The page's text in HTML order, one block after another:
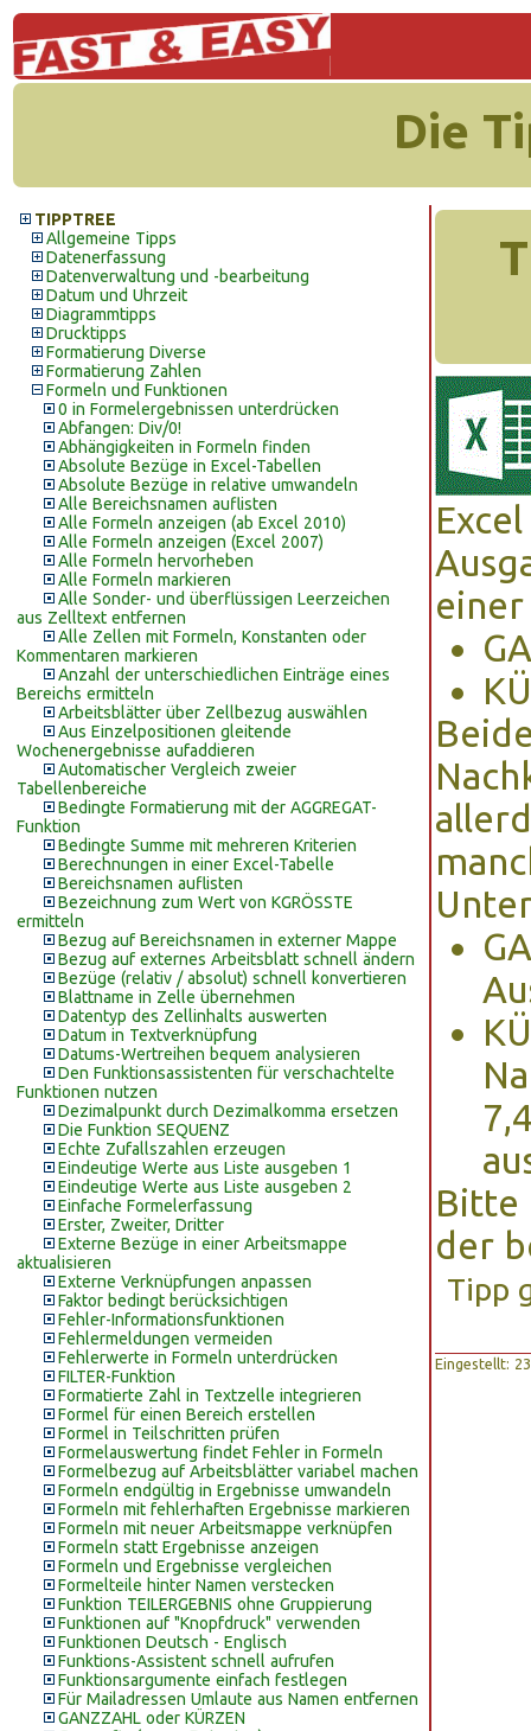
Die
TIPPTREE
Allgemeine Tipps
Datenerfassung
Datenverwaltung und -bearbeitung
Datum und Uhrzeit
Diagrammtipps
Drucktipps
Formatierung Diverse
Formatierung Zahlen
Formeln und Funktionen
0 in Formelergebnissen unterdrücken
Abfangen: Div/0!
Abhängigkeiten in Formeln finden
Absolute Bezüge in Excel-Tabellen
Absolute Bezüge in relative umwandeln
Alle Bereichsnamen auflisten
Alle Formeln anzeigen (ab Excel 2010)
Alle Formeln anzeigen (Excel 2007)
Alle Formeln hervorheben
Alle Formeln markieren
Alle Sonder- und überflüssigen Leerzeichen
aus Zelltext entfernen
Alle Zellen mit Formeln, Konstanten oder
Kommentaren markieren
Anzahl der unterschiedlichen Einträge eines
Bereichs ermitteln
Arbeitsblätter über Zellbezug auswählen
Aus Einzelpositionen gleitende
Wochenergebnisse aufaddieren
Automatischer Vergleich zweier
Tabellenbereiche
Bedingte Formatierung mit der AGGREGAT-
Funktion
Bedingte Summe mit mehreren Kriterien
Berechnungen in einer Excel-Tabelle
Bereichsnamen auflisten
Bezeichnung zum Wert von KGRÖSSTE
ermitteln
Bezug auf Bereichsnamen in externer Mappe
Bezug auf externes Arbeitsblatt schnell ändern
Bezüge (relativ / absolut) schnell konvertieren
Blattname in Zelle übernehmen
Datentyp des Zellinhalts auswerten
Datum in Textverknüpfung
Datums-Wertreihen bequem analysieren
Den Funktionsassistenten für verschachtelte
Funktionen nutzen
Dezimalpunkt durch Dezimalkomma ersetzen
Die Funktion SEQUENZ
Echte Zufallszahlen erzeugen
Eindeutige Werte aus Liste ausgeben 1
Eindeutige Werte aus Liste ausgeben 2
Einfache Formelerfassung
Erster, Zweiter, Dritter
Externe Bezüge in einer Arbeitsmappe
aktualisieren
Externe Verknüpfungen anpassen
Faktor bedingt berücksichtigen
Fehler-Informationsfunktionen
Fehlermeldungen vermeiden
Fehlerwerte in Formeln unterdrücken
FILTER-Funktion
Formatierte Zahl in Textzelle integrieren
Formel für einen Bereich erstellen
Formel in Teilschritten prüfen
Formelauswertung findet Fehler in Formeln
Formelbezug auf Arbeitsblätter variabel machen
Formeln endgültig in Ergebnisse umwandeln
Formeln mit fehlerhaften Ergebnisse markieren
Formeln mit neuer Arbeitsmappe verknüpfen
Formeln statt Ergebnisse anzeigen
Formeln und Ergebnisse vergleichen
Formelteile hinter Namen verstecken
Funktion TEILERGEBNIS ohne Gruppierung
Funktionen auf "Knopfdruck" verwenden
Funktionen Deutsch - Englisch
Funktions-Assistent schnell aufrufen
Funktionsargumente einfach festlegen
Für Mailadressen Umlaute aus Namen entfernen
GANZZAHL oder KÜRZEN
Bitte
der
Tipp
Eingestellt: